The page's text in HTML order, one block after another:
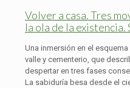
Volver a casa. Tres
la ola de la existencia.
Una inmersión en el
valle y cementerio, que
despertar en tres fases
La sabiduría besa desde el